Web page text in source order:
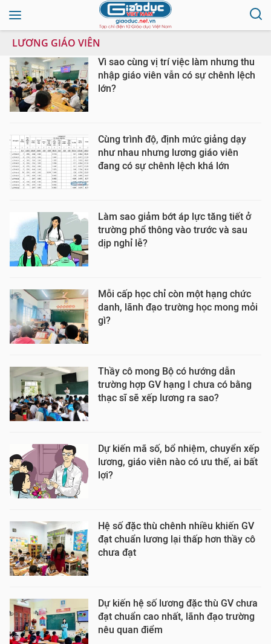
LƯƠNG GIÁO VIÊN
Vì sao cùng vị trí việc làm nhưng thu
nhập giáo viên vẫn có sự chênh lệch
lớn?
Cùng trình độ, định mức giảng dạy
như nhau nhưng lương giáo viên
đang có sự chênh lệch khá lớn
Làm sao giảm bớt áp lực tăng tiết ở
trường phổ thông vào trước và sau
dịp nghỉ lễ?
Mỗi cấp học chỉ còn một hạng chức
danh, lãnh đạo trường học mong mỏi
gì?
Thầy cô mong Bộ có hướng dẫn
trường hợp GV hạng I chưa có bằng
thạc sĩ sẽ xếp lương ra sao?
Dự kiến mã số, bổ nhiệm, chuyển xếp
lương, giáo viên nào có ưu thế, ai bất
lợi?
Hệ số đặc thù chênh nhiều khiến GV
đạt chuẩn lương lại thấp hơn thầy cô
chưa đạt
Dự kiến hệ số lương đặc thù GV chưa
đạt chuẩn cao nhất, lãnh đạo trường
nêu quan điểm